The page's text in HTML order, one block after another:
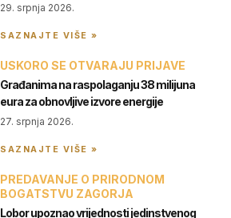
29. srpnja 2026.
SAZNAJTE VIŠE »
USKORO SE OTVARAJU PRIJAVE
Građanima na raspolaganju 38 milijuna
eura za obnovljive izvore energije
27. srpnja 2026.
SAZNAJTE VIŠE »
PREDAVANJE O PRIRODNOM
BOGATSTVU ZAGORJA
Lobor upoznao vrijednosti jedinstvenog